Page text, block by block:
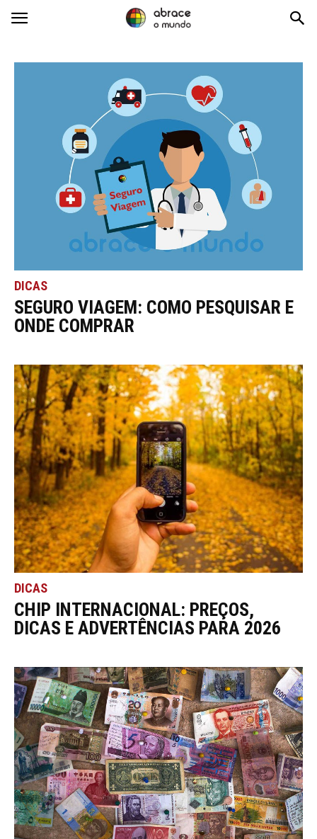
DICAS
SEGURO VIAGEM: COMO PESQUISAR E
ONDE COMPRAR
DICAS
CHIP INTERNACIONAL: PREÇOS,
DICAS E ADVERTÊNCIAS PARA 2026